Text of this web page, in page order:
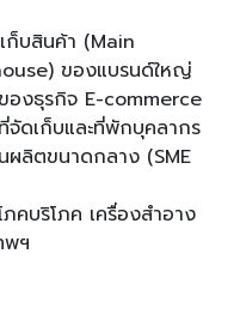
ก็บสินค้า (Main
ของแบรนด์ใหญ่
งธุรกิจ E-commerce
ดเก็บและที่พักบุคลากร
ผลิตขนาดกลาง (SME
คบริโภค เครื่องสำอาง
พฯ